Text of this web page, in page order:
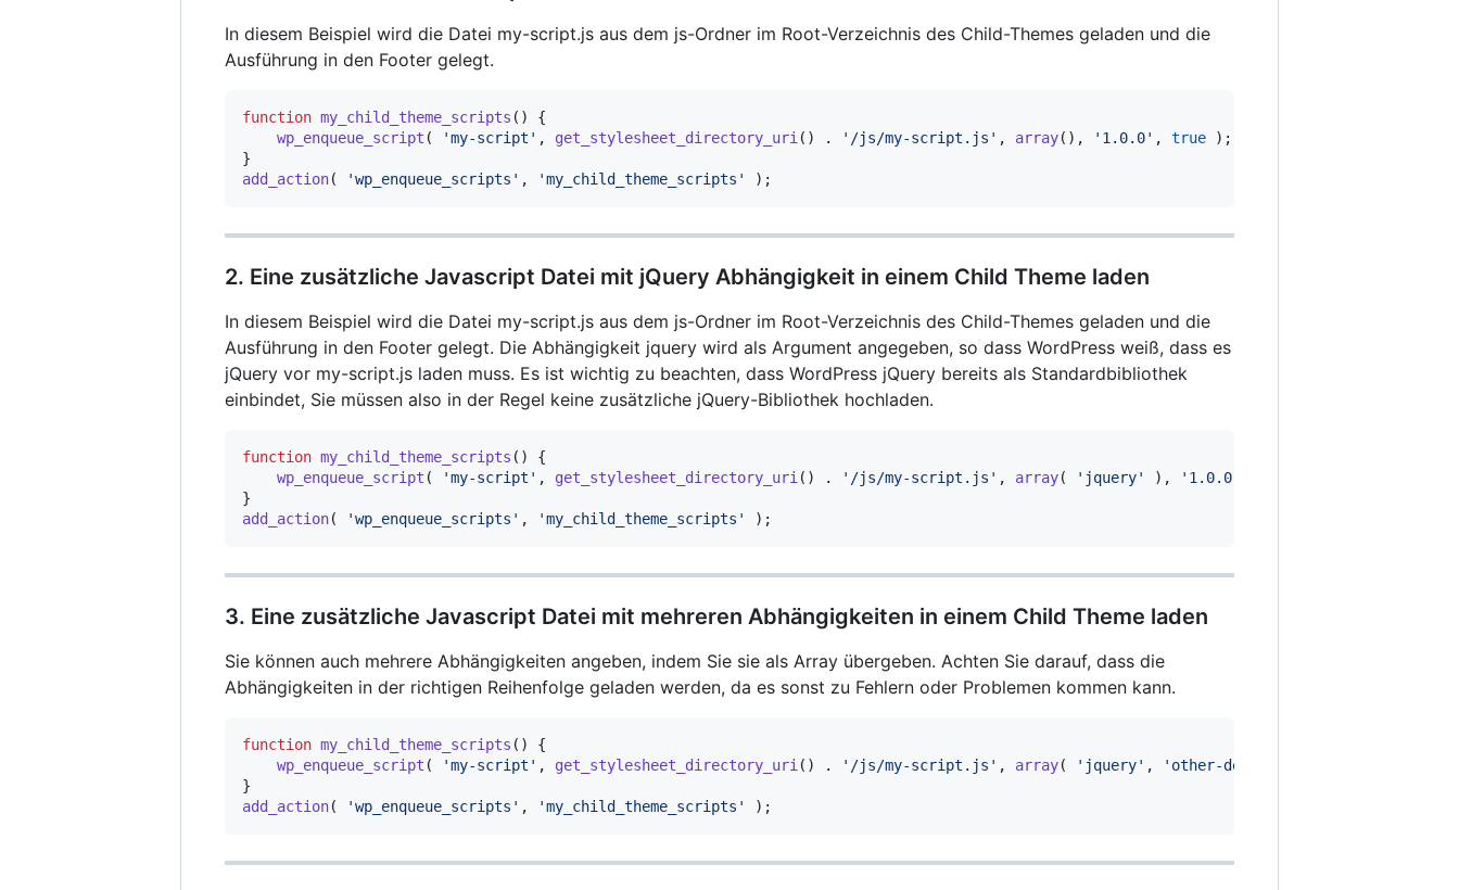
In diesem Beispiel wird die Datei my-script.js aus dem js-Ordner im Root-Verzeichnis des Child-Themes geladen und die
Ausführung in den Footer gelegt.
function my_child_theme_scripts ( )
{
wp_enqueue_script ( 'my-script' , get_stylesheet_directory_uri ( ) . '/js/my-script.js' , array( ) , '1.0.0' , true ) ;
}
add_action( 'wp_enqueue_scripts' , 'my_child_theme_scripts' ) ;
2. Eine zusätzliche Javascript Datei mit jQuery Abhängigkeit in einem Child Theme laden
In diesem Beispiel wird die Datei my-script.js aus dem js-Ordner im Root-Verzeichnis des Child-Themes geladen und die
Ausführung in den Footer gelegt. Die Abhängigkeit jquery wird als Argument angegeben, so dass WordPress weiß, dass es
jQuery vor my-script.js laden muss. Es ist wichtig zu beachten, dass WordPress jQuery bereits als Standardbibliothek
einbindet, Sie müssen also in der Regel keine zusätzliche jQuery-Bibliothek hochladen.
function my_child_theme_scripts ( )
{
wp_enqueue_script ( 'my-script' , get_stylesheet_directory_uri ( ) . '/js/my-script.js' , array( 'jquery' ) , '1.0.0'
}
add_action( 'wp_enqueue_scripts' , 'my_child_theme_scripts' ) ;
3. Eine zusätzliche Javascript Datei mit mehreren Abhängigkeiten in einem Child Theme laden
Sie können auch mehrere Abhängigkeiten angeben, indem Sie sie als Array übergeben. Achten Sie darauf, dass die
Abhängigkeiten in der richtigen Reihenfolge geladen werden, da es sonst zu Fehlern oder Problemen kommen kann.
function my_child_theme_scripts ( )
{
wp_enqueue_script ( 'my-script' , get_stylesheet_directory_uri ( ) . '/js/my-script.js' , array( 'jquery' , 'other-dependency-handle'
}
add_action( 'wp_enqueue_scripts' , 'my_child_theme_scripts' ) ;